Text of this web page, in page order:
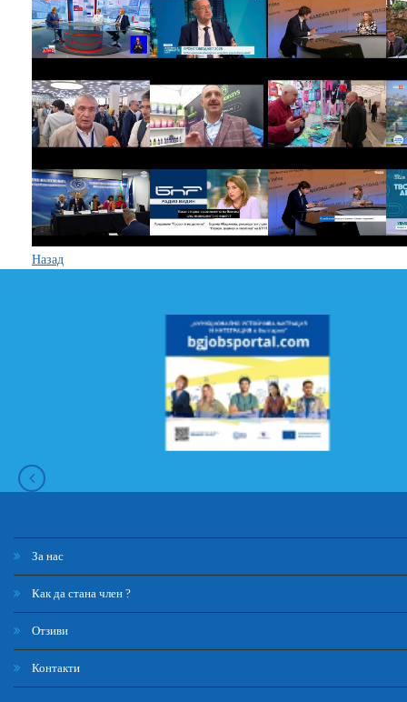
Назад
За нас
Как да стана член ?
Отзиви
Контакти